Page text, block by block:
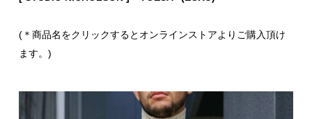
(＊商品名をクリックするとオンラインストアよりご購入頂け
ます。)